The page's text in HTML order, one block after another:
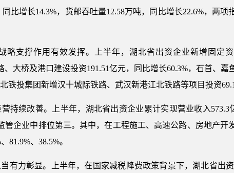
比增长14.3%，货邮吞吐量12.58万吨，同比增长22.6%，两
略支撑作用有效发挥。上半年，湖北省出资企业新增固定
、大桥及港口建设投资191.51亿元，同比增长60.3%，石首、
铁投集团新增汉十城际铁路、武汉新港江北铁路等项目投资
持续改善。上半年，湖北省出资企业累计实现营业收入573.3
管企业中排位第三。其中，在工程施工、高速公路、房地产开
81.9%、38.5%。
有力彰显。上半年，在国家减税降费政策背景下，湖北省出资